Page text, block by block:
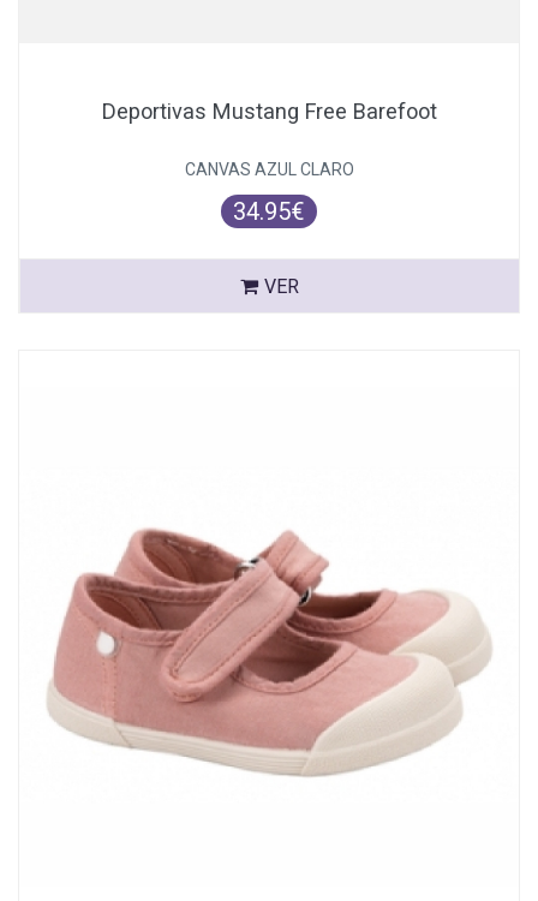
Deportivas Mustang Free Barefoot
CANVAS AZUL CLARO
34.95€
VER